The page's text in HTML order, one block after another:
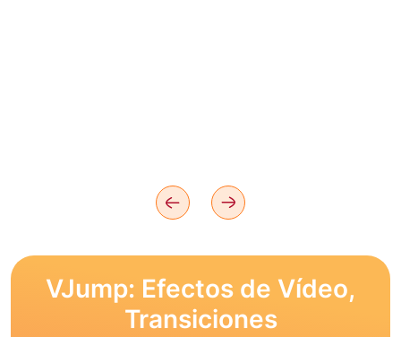
VJump: Efectos de Vídeo,
Transiciones